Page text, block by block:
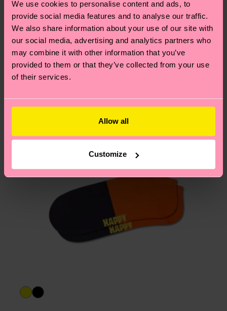
We use cookies to personalise content and ads, to
provide social media features and to analyse our traffic.
We also share information about your use of our site with
our social media, advertising and analytics partners who
may combine it with other information that you’ve
provided to them or that they’ve collected from your use
of their services.
Allow all
Customize
de sostenibilidad.
postal local.
¿Tienes dudas sobre las devoluciones? Visita
nuestra página de Devolucionespara ver las
respuestas a las preguntas más frecuentes.
Creemos que te va a encantar Diseños parecidos